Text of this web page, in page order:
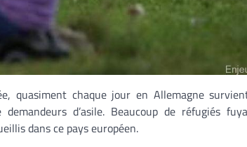
quasiment chaque jour en Allemagne
d’asile. Beaucoup de réfugiés
dans ce pays européen.